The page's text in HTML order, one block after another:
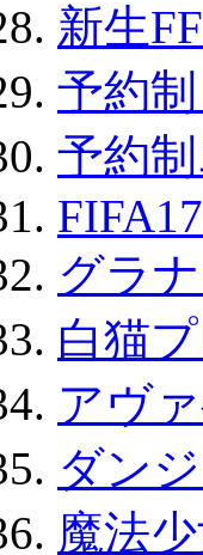
新生
予約
予約
グラ
白猫
アヴ
ダン
魔法